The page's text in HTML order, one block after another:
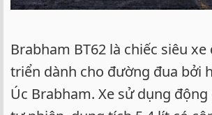
Brabham BT62 là chiếc siêu
triển dành cho đường đua bởi
Úc Brabham. Xe sử dụng